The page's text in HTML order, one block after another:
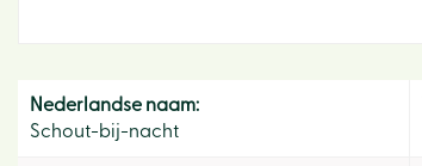
Nederlandse naam:
Schout-bij-nacht